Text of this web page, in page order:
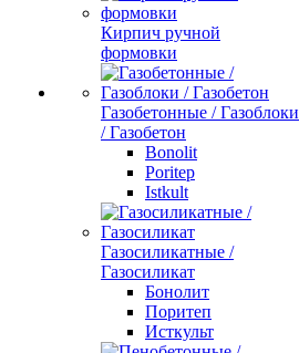
Кирпич ручной
формовки
Газобетонные / Газоблоки
/ Газобетон
Bonolit
Poritep
Istkult
Газосиликатные /
Газосиликат
Бонолит
Поритеп
Исткульт